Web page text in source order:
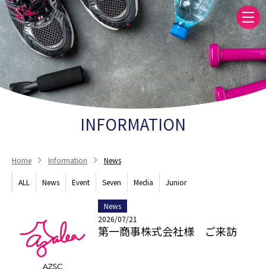
INFORMATION
Home Information News
ALL News Event Seven Media Junior
News
2026/07/21
第一商事株式会社様 ご来訪